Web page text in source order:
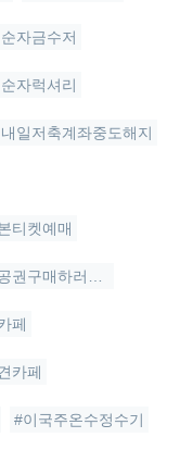
자금수저
자럭셔리
일저축계좌중도해지
티켓예매
페
카페
#이국주온수정수기